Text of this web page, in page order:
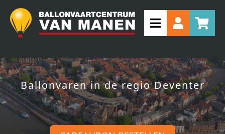
Ballonvaren in de regio Deventer